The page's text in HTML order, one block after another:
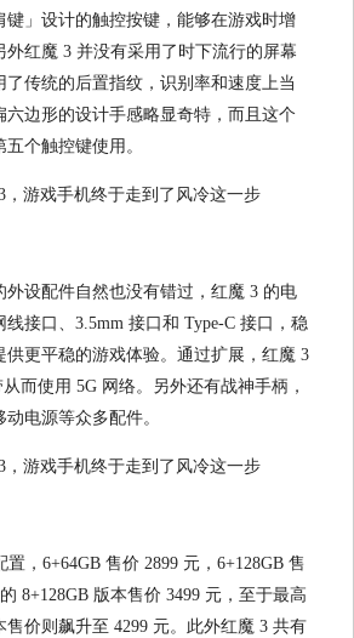
键」设计的触控按键，能够在游戏时增
外红魔 3 并没有采用了时下流行的屏幕
了传统的后置指纹，识别率和速度上当
六边形的设计手感略显奇特，而且这个
个触控键使用。
外设配件自然也没有错过，红魔 3 的电
接口、3.5mm 接口和 Type-C 接口，稳
供更平稳的游戏体验。通过扩展，红魔 3
而使用 5G 网络。另外还有战神手柄，
电源等众多配件。
，6+64GB 售价 2899 元，6+128GB 售
8+128GB 版本售价 3499 元，至于最高
售价则飙升至 4299 元。此外红魔 3 共有